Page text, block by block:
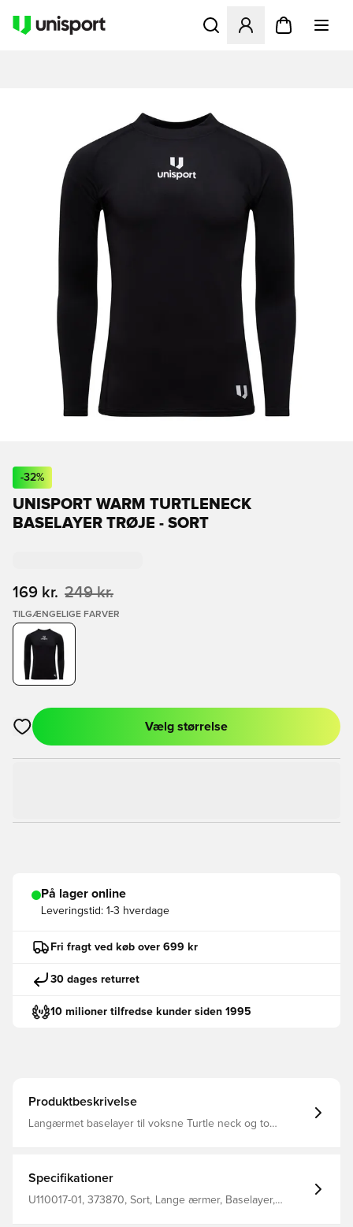
Åbner en Modal til at
-32%
UNISPORT WARM TURTLENECK
BASELAYER TRØJE - SORT
169 kr. 249 kr.
TILGÆNGELIGE FARVER
Åbner en Modal til at logge ind eller tilmelde dig som medlem
Vælg størrelse
På lager online
Leveringstid: 1-3 hverdage
Fri fragt ved køb over 699 kr
30 dages returret
10 milioner tilfredse kunder siden 1995
Produktbeskrivelse
Langærmet baselayer til voksne Turtle neck og to
Specifikationer
U110017-01, 373870, Sort, Lange ærmer, Baselayer,